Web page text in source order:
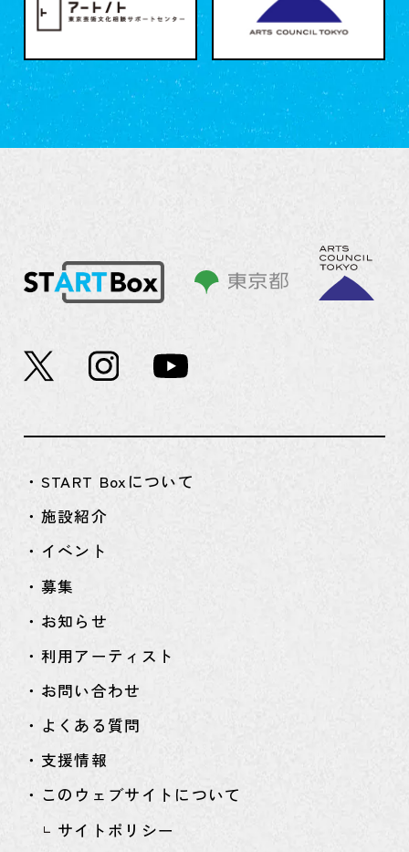
・START Boxについて
・施設紹介
・イベント
・募集
・お知らせ
・利用アーティスト
・お問い合わせ
・よくある質問
・支援情報
・このウェブサイトについて
サイトポリシー